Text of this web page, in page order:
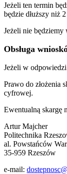
Jeżeli ten termin
będzie dłuższy niż
Jeżeli nie
Obsługa
Jeżeli w
Prawo do złożenia
cyfrowej.
Ewentualną skargę
Artur Majcher
Politechnika
al. Powstańców
35-959 Rzeszów
e-mail: